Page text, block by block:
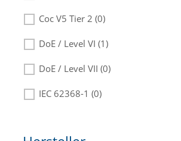
Coc V5 Tier 2 (0)
DoE / Level VI (1)
DoE / Level VII (0)
IEC 62368-1 (0)